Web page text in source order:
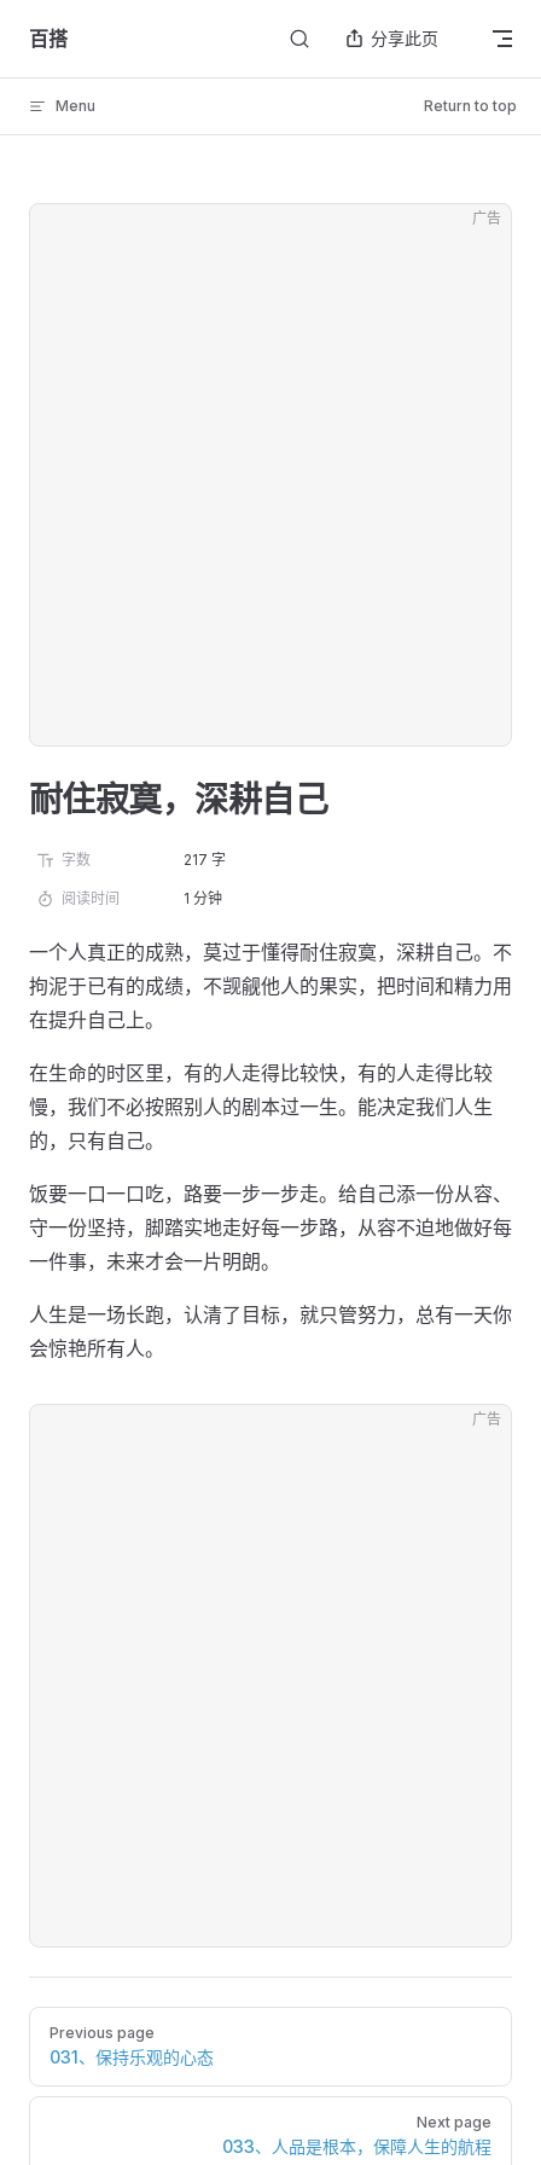
Skip to content
百搭 分享此页
Menu Return to top
广告
耐住寂寞，深耕自己
字数 217 字
阅读时间 1 分钟
一个人真正的成熟，莫过于懂得耐住寂寞，深耕自己。不
拘泥于已有的成绩，不觊觎他人的果实，把时间和精力用
在提升自己上。
在生命的时区里，有的人走得比较快，有的人走得比较
慢，我们不必按照别人的剧本过一生。能决定我们人生
的，只有自己。
饭要一口一口吃，路要一步一步走。给自己添一份从容、
守一份坚持，脚踏实地走好每一步路，从容不迫地做好每
一件事，未来才会一片明朗。
人生是一场长跑，认清了目标，就只管努力，总有一天你
会惊艳所有人。
广告
Pager
Previous page
031、保持乐观的心态
Next page
033、人品是根本，保障人生的航程